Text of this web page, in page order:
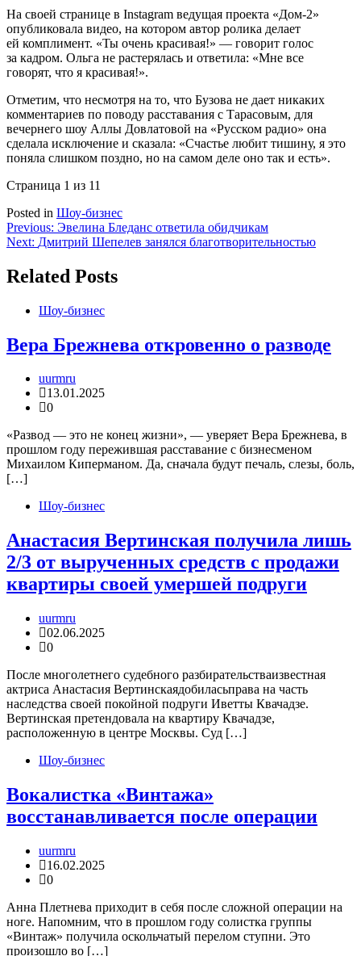
На своей странице в Instagram ведущая проекта «Дом-2»
опубликовала видео, на котором автор ролика делает
ей комплимент. «Ты очень красивая!» — говорит голос
за кадром. Ольга не растерялась и ответила: «Мне все
говорят, что я красивая!».
Отметим, что несмотря на то, что Бузова не дает никаких
комментариев по поводу расставания с Тарасовым, для
вечернего шоу Аллы Довлатовой на «Русском радио» она
сделала исключение и сказала: «Счастье любит тишину, я это
поняла слишком поздно, но на самом деле оно так и есть».
Страница 1 из 11
Posted in Шоу-бизнес
Навигация
по
записям
Previous: Эвелина Бледанс ответила обидчикам
Next: Дмитрий Шепелев занялся благотворительностью
Related Posts
Шоу-бизнес
Вера Брежнева откровенно о разводе
uurmru
13.01.2025
0
«Развод — это не конец жизни», — уверяет Вера Брежнева, в
прошлом году пережившая расставание с бизнесменом
Михаилом Киперманом. Да, сначала будут печаль, слезы, боль,
[…]
Шоу-бизнес
Анастасия Вертинская получила лишь
2/3 от вырученных средств с продажи
квартиры своей умершей подруги
uurmru
02.06.2025
0
После многолетнего судебного разбирательстваизвестная
актриса Анастасия Вертинскаядобиласьправа на часть
наследства своей покойной подруги Иветты Квачадзе.
Вертинская претендовала на квартиру Квачадзе,
расположенную в центре Москвы. Суд […]
Шоу-бизнес
Вокалистка «Винтажа»
восстанавливается после операции
uurmru
16.02.2025
0
Анна Плетнева приходит в себя после сложной операции на
ноге. Напомним, что в прошлом году солистка группы
«Винтаж» получила оскольчатый перелом ступни. Это
произошло во […]